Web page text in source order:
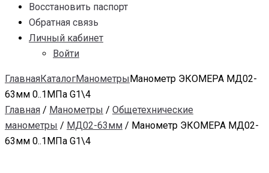
Восстановить паспорт
Обратная связь
Личный кабинет
Войти
ГлавнаяКаталогМанометрыМанометр ЭКОМЕРА МД02-
63мм 0..1МПа G1\4
Главная / Манометры / Общетехнические
манометры / МД02-63мм / Манометр ЭКОМЕРА МД02-
63мм 0..1МПа G1\4